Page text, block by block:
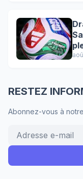
RESTEZ
Abonnez-vous à